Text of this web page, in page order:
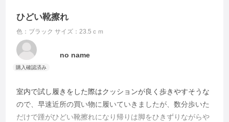
そこさえ良ければ完璧だと思っています。
ひどい靴擦れ
色：ブラック サイズ：23.5ｃｍ
no name
室内で試し履きをした際はクッションが良く歩きやすそうな
ので、早速近所の買い物に履いていきましたが、数分歩いた
だけで踵がひどい靴擦れになり帰りは脚をひきずりながらや